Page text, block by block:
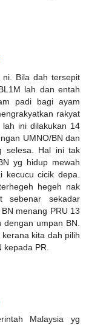
ni. Bila dah tersepit
lah dan entah
padi bagi ayam
rakyat
ini dilakukan 14
UMNO/BN dan
selesa. Hal ini tak
yg hidup mewah
cicik depa.
hegeh nak
sebenar sekadar
menang PRU 13
umpan BN.
kita dah pilih
PR.
Malaysia yg